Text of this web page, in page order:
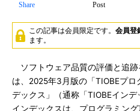
Share Post
この記事は会員限定です。 会員登
ます。
ソフトウェア品質の評価と追
は、2025年3月版の「TIOBEプ
デックス」（通称「TIOBEイン
インデックスは、プログラミン